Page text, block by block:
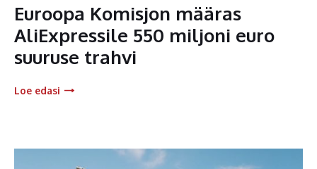
Euroopa Komisjon määras
AliExpressile 550 miljoni euro
suuruse trahvi
Loe edasi